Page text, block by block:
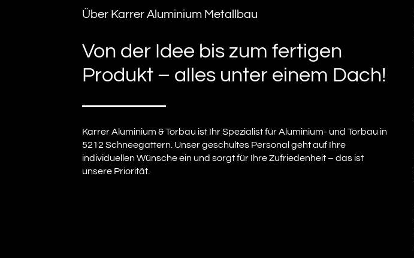
Über Karrer Aluminium Metallbau
Von der Idee bis zum fertigen
Produkt – alles unter einem Dach!
Karrer Aluminium & Torbau ist Ihr Spezialist für Aluminium- und Torbau in
5212 Schneegattern. Unser geschultes Personal geht auf Ihre
individuellen Wünsche ein und sorgt für Ihre Zufriedenheit – das ist
unsere Priorität.